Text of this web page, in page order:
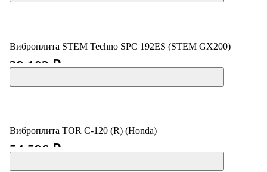
Виброплита STEM Techno SPC 192ES (STEM GX200)
39 102 ₽
Виброплита TOR C-120 (R) (Honda)
54 596 ₽